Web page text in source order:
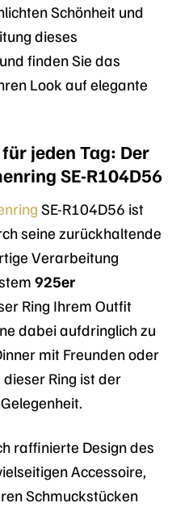
Schönheit und
dieses
finden Sie das
Look auf elegante
jeden Tag: Der
SE-R104D56
SE-R104D56 ist
seine zurückhaltende
Verarbeitung
925er
Ring Ihrem Outfit
dabei aufdringlich zu
mit Freunden oder
Ring ist der
raffinierte Design des
Accessoire,
Schmuckstücken